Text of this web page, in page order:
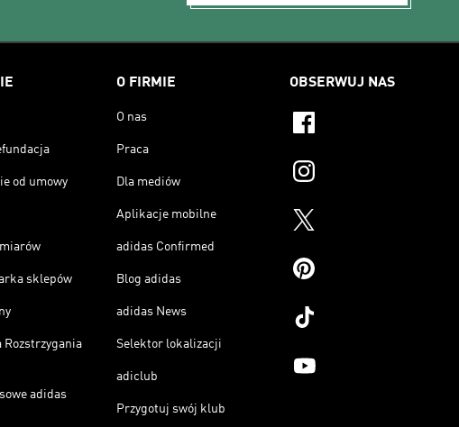
od umowy
sklepów
Rozstrzygania
adidas
O FIRMIE
O nas
Praca
Dla mediów
Aplikacje mobilne
adidas Confirmed
Blog adidas
adidas News
Selektor lokalizacji
adiclub
Przygotuj swój klub
OBSERWUJ NAS